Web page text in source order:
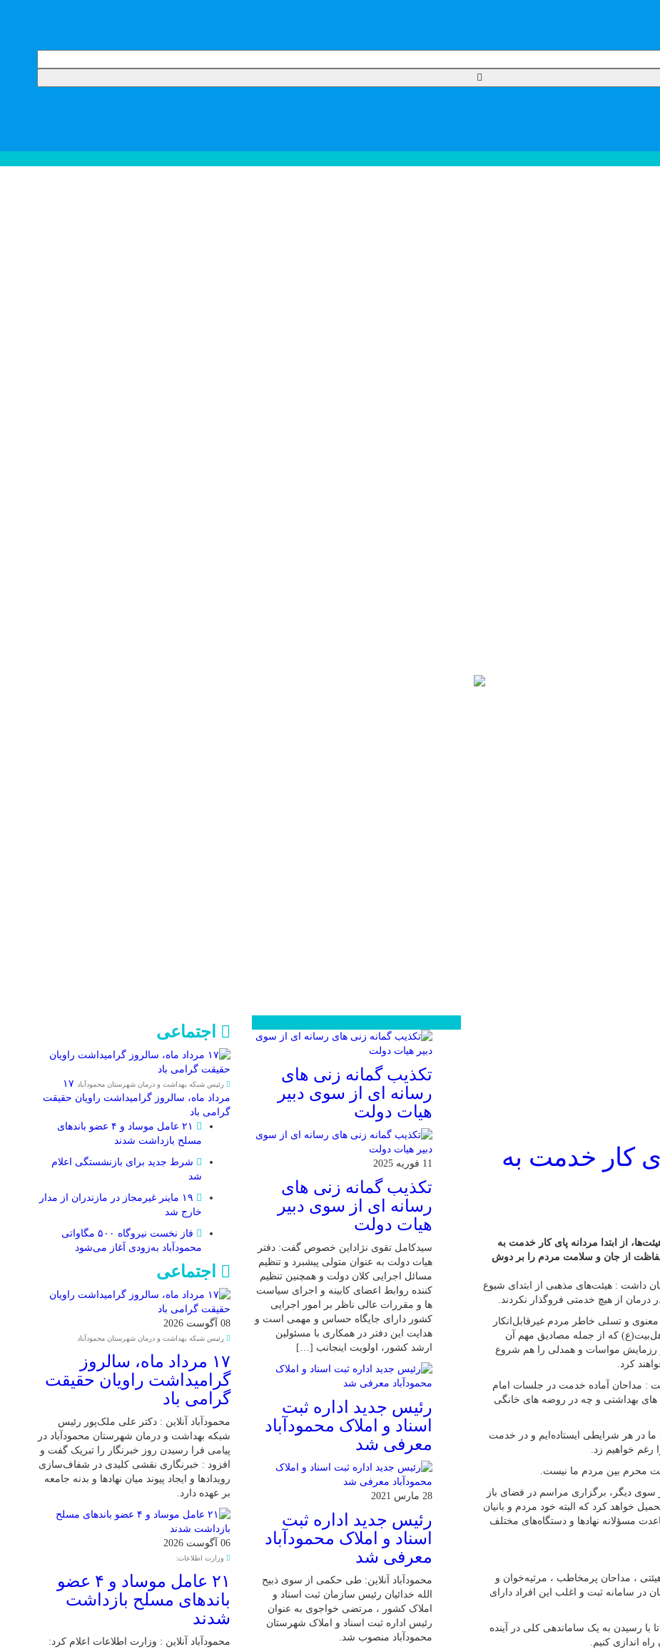
کار خدمت به
از ابتدا مردانه پای کار خدمت به
حفاظت از جان و سلامت مردم را بر دوش
داشت : هیئت‌های مذهبی از ابتدای شیوع
از هیچ خدمتی فروگذار نکردند.
و تسلی خاطر مردم غیرقابل‌انکار
که از جمله مصادیق مهم آن
رزمایش مواسات و همدلی را هم شروع
کرد.
: مداحان آماده خدمت در جلسات امام
بهداشتی و چه در روضه های خانگی
ما در هر شرایطی ایستاده‌ایم و در خدمت
خواهیم زد.
محرم بین مردم ما نیست.
دیگر، برگزاری مراسم در فضای باز
خواهد کرد که البته خود مردم و بانیان
مسؤلانه نهادها و دستگاه‌های مختلف
۳۵۰ مداح اعم از مداحان هیئتی ، مداحان پرمخاطب ، مرثیه‌خوان و
که از این تعداد ۱۴۷ نفر اسامی آنان در سامانه ثبت و اغلب این افراد دارای
با رسیدن به یک ساماندهی کلی در آینده
اندازی کنیم.
تکذیب گمانه زنی های
رسانه ای از سوی دبیر
هیات دولت
11 فوریه 2025
تکذیب گمانه زنی های
رسانه ای از سوی دبیر
هیات دولت
سیدکامل تقوی نژاداین خصوص گفت: دفتر
هیات دولت به عنوان متولی پیشبرد و تنظیم
مسائل اجرایی کلان دولت و همچنین تنظیم
کننده روابط اعضای کابینه و اجرای سیاست
ها و مقررات عالی ناظر بر امور اجرایی
کشور دارای جایگاه حساس و مهمی است و
هدایت این دفتر در همکاری با مسئولین
ارشد کشور، اولویت اینجانب […]
رئیس جدید اداره ثبت
اسناد و املاک محمودآباد
معرفی شد
28 مارس 2021
رئیس جدید اداره ثبت
اسناد و املاک محمودآباد
معرفی شد
محمودآباد آنلاین: طی حکمی از سوی ذبیح
الله خدائیان رئیس سازمان ثبت اسناد و
املاک کشور ، مرتضی خواجوی به عنوان
رئیس اداره ثبت اسناد و املاک شهرستان
محمودآباد منصوب شد.
اجتماعی
رئیس شبکه بهداشت و درمان شهرستان محمودآباد
۱۷
مرداد ماه، سالروز گرامیداشت راویان حقیقت
گرامی باد
۲۱ عامل موساد و ۴ عضو باند‌های
مسلح بازداشت شدند
شرط جدید برای بازنشستگی اعلام
شد
۱۹ ماینر غیرمجاز در مازندران از مدار
خارج شد
فاز نخست نیروگاه ۵۰۰ مگاواتی
محمودآباد به‌زودی آغاز می‌شود
اجتماعی
08 آگوست 2026
رئیس شبکه بهداشت و درمان شهرستان محمودآباد
۱۷ مرداد ماه، سالروز
گرامیداشت راویان حقیقت
گرامی باد
محمودآباد آنلاین : دکتر علی ملک‌پور رئیس
شبکه بهداشت و درمان شهرستان محمودآباد در
پیامی فرا رسیدن روز خبرنگار را تبریک گفت و
افزود : خبرنگاری نقشی کلیدی در شفاف‌سازی
رویدادها و ایجاد پیوند میان نهادها و بدنه جامعه
بر عهده دارد.
06 آگوست 2026
وزارت اطلاعات:
۲۱ عامل موساد و ۴ عضو
باند‌های مسلح بازداشت
شدند
محمودآباد آنلاین : وزارت اطلاعات اعلام کرد: